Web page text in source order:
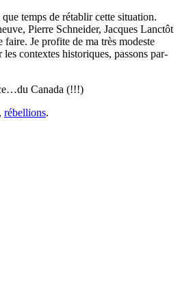
temps de rétablir cette situation.
Pierre Schneider, Jacques Lanctôt
Je profite de ma très modeste
contextes historiques, passons par-
Canada (!!!)
, rébellions.